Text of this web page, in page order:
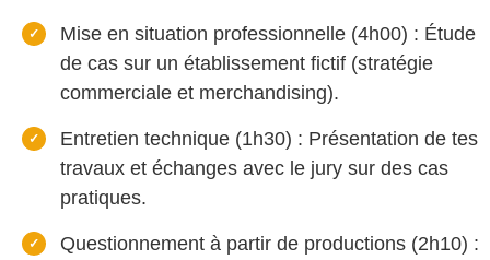
Mise en situation professionnelle (4h00) : Étude
de cas sur un établissement fictif (stratégie
commerciale et merchandising).
Entretien technique (1h30) : Présentation de tes
travaux et échanges avec le jury sur des cas
pratiques.
Questionnement à partir de productions (2h10) :